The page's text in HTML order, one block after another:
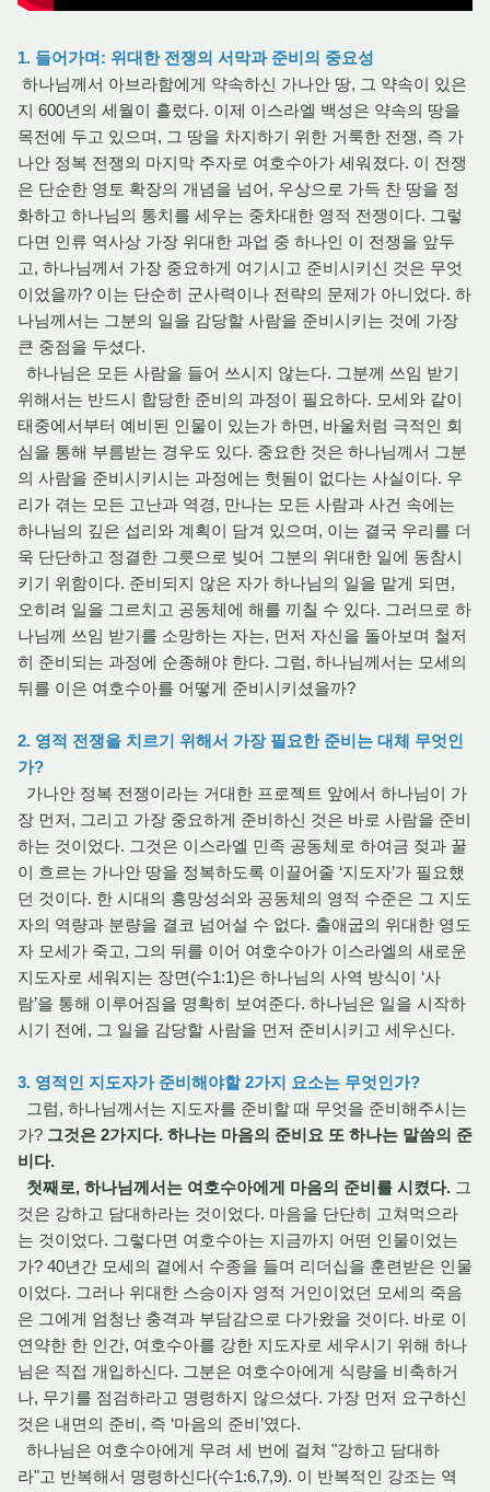
1. 들어가며: 위대한 전쟁의 서막과 준비의 중요성
하나님께서 아브라함에게 약속하신 가나안 땅, 그 약속이 있은
지 600년의 세월이 흘렀다. 이제 이스라엘 백성은 약속의 땅을
목전에 두고 있으며, 그 땅을 차지하기 위한 거룩한 전쟁, 즉 가
나안 정복 전쟁의 마지막 주자로 여호수아가 세워졌다. 이 전쟁
은 단순한 영토 확장의 개념을 넘어, 우상으로 가득 찬 땅을 정
화하고 하나님의 통치를 세우는 중차대한 영적 전쟁이다. 그렇
다면 인류 역사상 가장 위대한 과업 중 하나인 이 전쟁을 앞두
고, 하나님께서 가장 중요하게 여기시고 준비시키신 것은 무엇
이었을까? 이는 단순히 군사력이나 전략의 문제가 아니었다. 하
나님께서는 그분의 일을 감당할 사람을 준비시키는 것에 가장
큰 중점을 두셨다.
하나님은 모든 사람을 들어 쓰시지 않는다. 그분께 쓰임 받기
위해서는 반드시 합당한 준비의 과정이 필요하다. 모세와 같이
태중에서부터 예비된 인물이 있는가 하면, 바울처럼 극적인 회
심을 통해 부름받는 경우도 있다. 중요한 것은 하나님께서 그분
의 사람을 준비시키시는 과정에는 헛됨이 없다는 사실이다. 우
리가 겪는 모든 고난과 역경, 만나는 모든 사람과 사건 속에는
하나님의 깊은 섭리와 계획이 담겨 있으며, 이는 결국 우리를 더
욱 단단하고 정결한 그릇으로 빚어 그분의 위대한 일에 동참시
키기 위함이다. 준비되지 않은 자가 하나님의 일을 맡게 되면,
오히려 일을 그르치고 공동체에 해를 끼칠 수 있다. 그러므로 하
나님께 쓰임 받기를 소망하는 자는, 먼저 자신을 돌아보며 철저
히 준비되는 과정에 순종해야 한다. 그럼, 하나님께서는 모세의
뒤를 이은 여호수아를 어떻게 준비시키셨을까?
2. 영적 전쟁을 치르기 위해서 가장 필요한 준비는 대체 무엇인
가?
가나안 정복 전쟁이라는 거대한 프로젝트 앞에서 하나님이 가
장 먼저, 그리고 가장 중요하게 준비하신 것은 바로 사람을 준비
하는 것이었다. 그것은 이스라엘 민족 공동체로 하여금 젖과 꿀
이 흐르는 가나안 땅을 정복하도록 이끌어줄 ‘지도자’가 필요했
던 것이다. 한 시대의 흥망성쇠와 공동체의 영적 수준은 그 지도
자의 역량과 분량을 결코 넘어설 수 없다. 출애굽의 위대한 영도
자 모세가 죽고, 그의 뒤를 이어 여호수아가 이스라엘의 새로운
지도자로 세워지는 장면(수1:1)은 하나님의 사역 방식이 ‘사
람’을 통해 이루어짐을 명확히 보여준다. 하나님은 일을 시작하
시기 전에, 그 일을 감당할 사람을 먼저 준비시키고 세우신다.
3. 영적인 지도자가 준비해야할 2가지 요소는 무엇인가?
그럼, 하나님께서는 지도자를 준비할 때 무엇을 준비해주시는
가? 그것은 2가지다. 하나는 마음의 준비요 또 하나는 말씀의 준
비다.
첫째로, 하나님께서는 여호수아에게 마음의 준비를 시켰다. 그
것은 강하고 담대하라는 것이었다. 마음을 단단히 고쳐먹으라
는 것이었다. 그렇다면 여호수아는 지금까지 어떤 인물이었는
가? 40년간 모세의 곁에서 수종을 들며 리더십을 훈련받은 인물
이었다. 그러나 위대한 스승이자 영적 거인이었던 모세의 죽음
은 그에게 엄청난 충격과 부담감으로 다가왔을 것이다. 바로 이
연약한 한 인간, 여호수아를 강한 지도자로 세우시기 위해 하나
님은 직접 개입하신다. 그분은 여호수아에게 식량을 비축하거
나, 무기를 점검하라고 명령하지 않으셨다. 가장 먼저 요구하신
것은 내면의 준비, 즉 ‘마음의 준비’였다.
하나님은 여호수아에게 무려 세 번에 걸쳐 "강하고 담대하
라"고 반복해서 명령하신다(수1:6,7,9). 이 반복적인 강조는 역